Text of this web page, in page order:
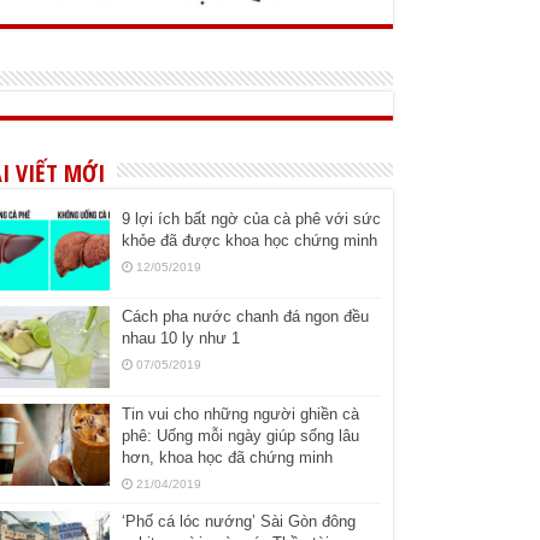
VIẾT MỚI
9 lợi ích bất ngờ của cà phê với sức
khỏe đã được khoa học chứng minh
12/05/2019
Cách pha nước chanh đá ngon đều
nhau 10 ly như 1
07/05/2019
Tin vui cho những người ghiền cà
phê: Uống mỗi ngày giúp sống lâu
hơn, khoa học đã chứng minh
21/04/2019
‘Phố cá lóc nướng’ Sài Gòn đông